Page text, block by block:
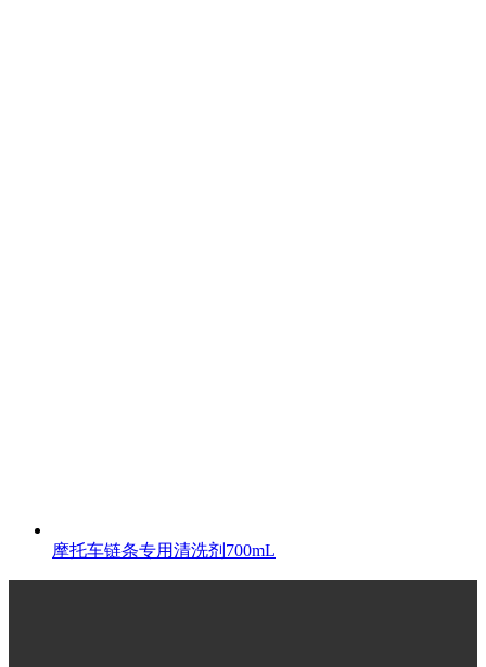
摩托车链条专用清洗剂700mL